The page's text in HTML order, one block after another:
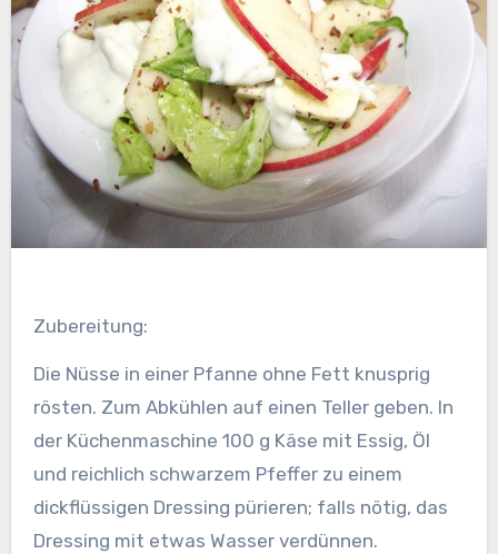
Zubereitung:
Die Nüsse in einer Pfanne ohne Fett knusprig
rösten. Zum Abkühlen auf einen Teller geben. In
der Küchenmaschine 100 g Käse mit Essig, Öl
und reichlich schwarzem Pfeffer zu einem
dickflüssigen Dressing pürieren; falls nötig, das
Dressing mit etwas Wasser verdünnen.